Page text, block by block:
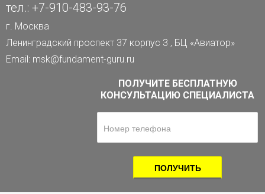
тел.: +7-910-483-93-76
г. Москва
Ленинградский проспект 37 корпус 3 , БЦ «Авиатор»
Email: msk@fundament-guru.ru
ПОЛУЧИТЕ БЕСПЛАТНУЮ
КОНСУЛЬТАЦИЮ СПЕЦИАЛИСТА